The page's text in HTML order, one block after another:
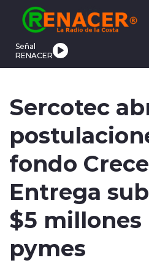
Click acá para ir directamente
Señal
RENACER
Sercotec
fondo
Entrega
$5 millones
pymes